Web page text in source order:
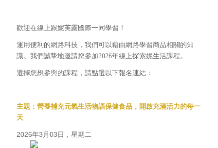
歡迎在線上跟妮芙露國際一同學習！
運用便利的網路科技，我們可以藉由網路學習商品相關的知
識。我們誠摯地邀請您參加2026年線上探索妮生活課程。
選擇您想參與的課程，請點選以下報名連結：
主題：營養補充元氣生活物語保健食品，開啟充滿活力的每一
天
2026年3月03日，星期二